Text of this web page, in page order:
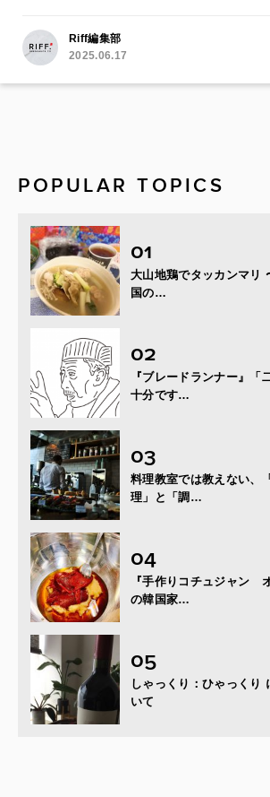
Riff編集部
2025.06.17
POPULAR TOPICS
大山地鶏でタッカンマリ
国の…
『ブレードランナー』「
十分です…
料理教室では教えない、
理」と「調…
『手作りコチュジャン
の韓国家…
しゃっくり：ひゃっくり
いて